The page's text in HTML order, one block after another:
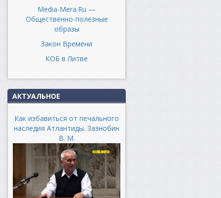
Media-Mera.Ru —
Общественно-полезные
образы
Закон Времени
КОБ в Литве
АКТУАЛЬНОЕ
Как избавиться от печального
наследия Атлантиды. Зазнобин
В. М.